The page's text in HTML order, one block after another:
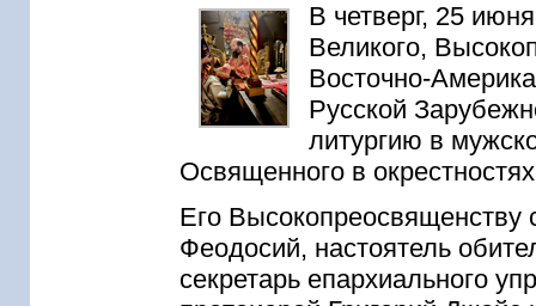
В четверг, 25
Великого,
Восточно-
Русской
литургию в
Освященного в
Его Высокопреосвященству
Феодосий, настоятель
секретарь епархиального